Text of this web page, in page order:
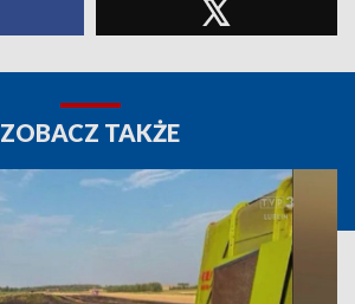
ZOBACZ TAKŻE